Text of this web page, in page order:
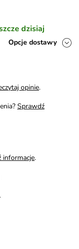
dzisiaj
Opcje dostawy
opinie.
Sprawdź
informacje.
.